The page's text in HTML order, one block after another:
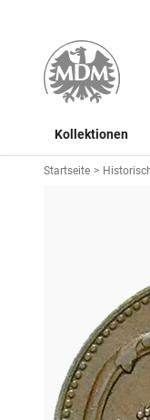
Kollektionen
Startseite >